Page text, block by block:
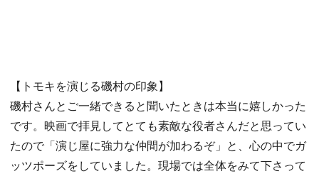
【トモキを演じる磯村の印象】
磯村さんとご一緒できると聞いたときは本当に嬉しかった
です。映画で拝見してとても素敵な役者さんだと思ってい
たので「演じ屋に強力な仲間が加わるぞ」と、心の中でガ
ッツポーズをしていました。現場では全体をみて下さって